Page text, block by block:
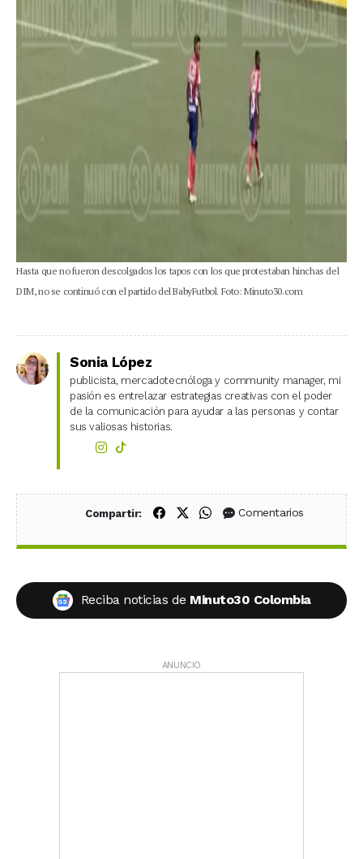
Hasta que no fueron descolgados los tapos con los que protestaban hinchas del
DIM, no se continuó con el partido del BabyFutbol. Foto: Minuto30.com
Sonia López
publicista, mercadotecnóloga y community manager, mi
pasión es entrelazar estrategias creativas con el poder
de la comunicación para ayudar a las personas y contar
sus valiosas historias.
Compartir: Compartir en Facebook
Compartir en X (Twitter)
Compartir en WhatsApp
Comentarios
Reciba noticias de Minuto30 Colombia
ANUNCIO